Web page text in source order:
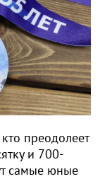
преодолеет
и 700-
самые юные